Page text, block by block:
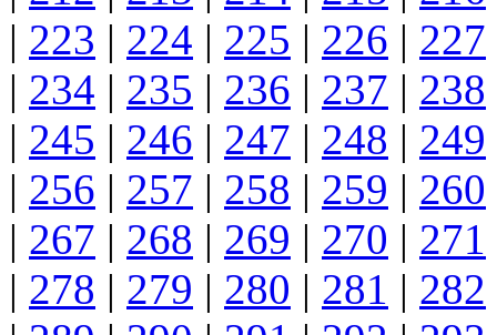
| 223 | 224 | 225 | 226 | 227
| 234 | 235 | 236 | 237 | 238
| 245 | 246 | 247 | 248 | 249
| 256 | 257 | 258 | 259 | 260
| 267 | 268 | 269 | 270 | 271
| 278 | 279 | 280 | 281 | 282